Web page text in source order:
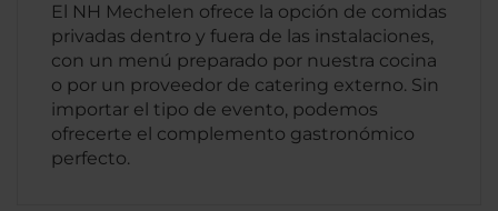
El NH Mechelen ofrece la opción de comidas
privadas dentro y fuera de las instalaciones,
con un menú preparado por nuestra cocina
o por un proveedor de catering externo. Sin
importar el tipo de evento, podemos
ofrecerte el complemento gastronómico
perfecto.